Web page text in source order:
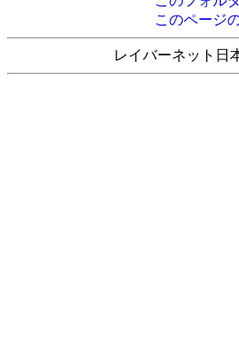
このページ
レイバーネット日